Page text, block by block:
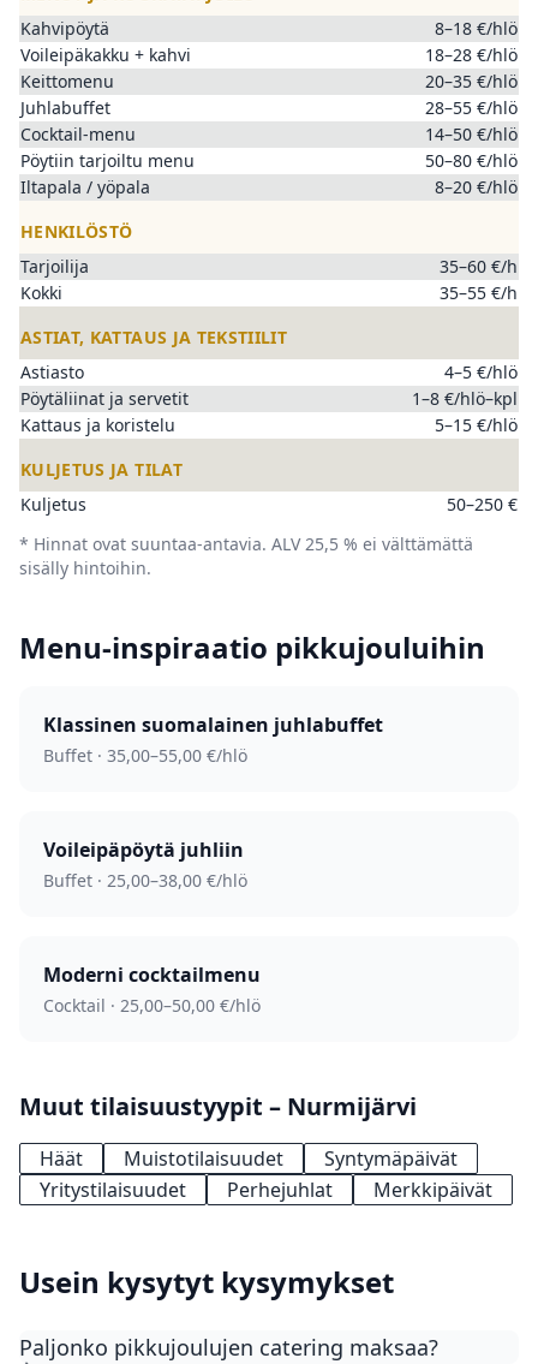
Kahvipöytä
8–18 €/hlö
Voileipäkakku + kahvi
18–28 €/hlö
Keittomenu
20–35 €/hlö
Juhlabuffet
28–55 €/hlö
Cocktail-menu
14–50 €/hlö
Pöytiin tarjoiltu menu
50–80 €/hlö
Iltapala / yöpala
8–20 €/hlö
HENKILÖSTÖ
Tarjoilija
35–60 €/h
Kokki
35–55 €/h
ASTIAT, KATTAUS JA TEKSTIILIT
Astiasto
4–5 €/hlö
Pöytäliinat ja servetit
1–8 €/hlö–kpl
Kattaus ja koristelu
5–15 €/hlö
KULJETUS JA TILAT
Kuljetus
50–250 €
* Hinnat ovat suuntaa-antavia. ALV 25,5 % ei välttämättä
sisälly hintoihin.
Menu-inspiraatio pikkujouluihin
Klassinen suomalainen juhla­buffet
Buffet · 35,00–55,00 €/hlö
Voileipäpöytä juhliin
Buffet · 25,00–38,00 €/hlö
Moderni cocktail­menu
Cocktail · 25,00–50,00 €/hlö
Muut tilaisuustyypit – Nurmijärvi
Häät Muistotilaisuudet
Syntymäpäivät
Yritystilaisuudet
Perhejuhlat Merkkipäivät
Usein kysytyt kysymykset
Paljonko pikkujoulujen catering maksaa?